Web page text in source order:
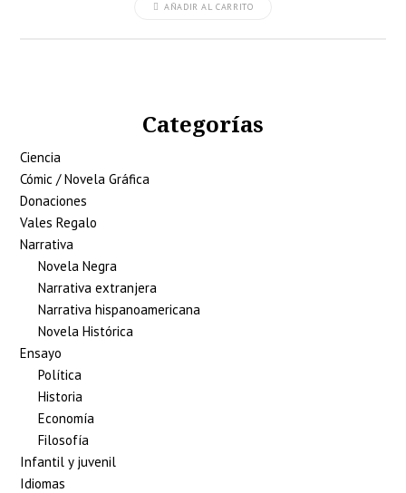
AÑADIR AL CARRITO
Categorías
Ciencia
Cómic / Novela Gráfica
Donaciones
Vales Regalo
Narrativa
Novela Negra
Narrativa extranjera
Narrativa hispanoamericana
Novela Histórica
Ensayo
Política
Historia
Economía
Filosofía
Infantil y juvenil
Idiomas